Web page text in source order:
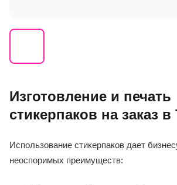
Изготовление и печать
стикерпаков на заказ
Использование стикерпаков дает
неоспоримых преимуществ: